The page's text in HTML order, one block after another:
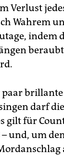
Verlust
Wahrem
indem
darf
gilt für
und, um